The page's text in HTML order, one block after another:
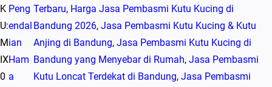
K
U:
M
IX
0
Peng
endal
ian
Ham
a
Terbaru, Harga Jasa Pembasmi Kutu Kucing di
Bandung 2026, Jasa Pembasmi Kutu Kucing & Kutu
Anjing di Bandung, Jasa Pembasmi Kutu Kucing di
Bandung yang Menyebar di Rumah, Jasa Pembasmi
Kutu Loncat Terdekat di Bandung, Jasa Pembasmi